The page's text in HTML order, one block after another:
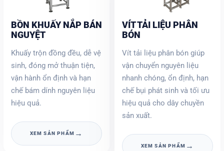
BỒN KHUẤY NẮP BÁN
NGUYỆT
Khuấy trộn đồng đều, dễ vệ
sinh, đóng mở thuận tiện,
vận hành ổn định và hạn
chế bám dính nguyên liệu
hiệu quả.
XEM SẢN PHẨM →
VÍT TẢI LIỆU PHÂN
BÓN
Vít tải liệu phân bón giúp
vận chuyển nguyên liệu
nhanh chóng, ổn định, hạn
chế bụi phát sinh và tối ưu
hiệu quả cho dây chuyền
sản xuất.
XEM SẢN PHẨM →